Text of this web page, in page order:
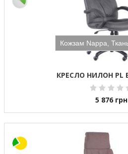
КРЕСЛО НИЛОН PL
5 876 грн